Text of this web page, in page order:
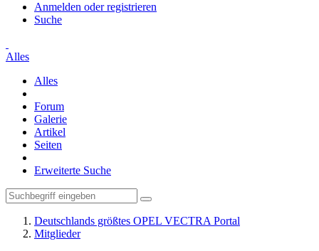
Anmelden oder registrieren
Suche
Alles
Alles
Forum
Galerie
Artikel
Seiten
Erweiterte Suche
Deutschlands größtes OPEL VECTRA Portal
Mitglieder